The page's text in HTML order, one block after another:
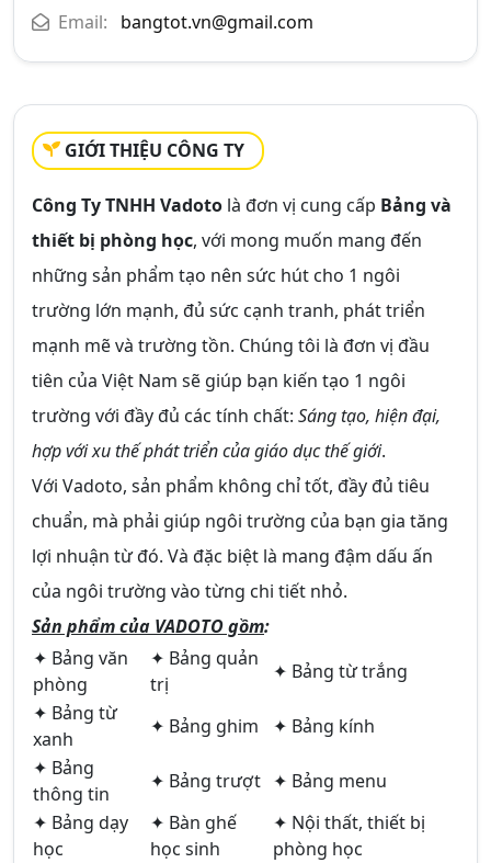
Email:
bangtot.vn@gmail.com
GIỚI THIỆU CÔNG TY
Công Ty TNHH Vadoto là đơn vị cung cấp Bảng và
thiết bị phòng học, với mong muốn mang đến
những sản phẩm tạo nên sức hút cho 1 ngôi
trường lớn mạnh, đủ sức cạnh tranh, phát triển
mạnh mẽ và trường tồn. Chúng tôi là đơn vị đầu
tiên của Việt Nam sẽ giúp bạn kiến tạo 1 ngôi
trường với đầy đủ các tính chất: Sáng tạo, hiện đại,
hợp với xu thế phát triển của giáo dục thế giới.
Với Vadoto, sản phẩm không chỉ tốt, đầy đủ tiêu
chuẩn, mà phải giúp ngôi trường của bạn gia tăng
lợi nhuận từ đó. Và đặc biệt là mang đậm dấu ấn
của ngôi trường vào từng chi tiết nhỏ.
Sản phẩm của VADOTO gồm:
✦ Bảng văn
phòng
✦ Bảng quản
trị
✦ Bảng từ trắng
✦ Bảng từ
xanh
✦ Bảng ghim
✦ Bảng kính
✦ Bảng
thông tin
✦ Bảng trượt ✦ Bảng menu
✦ Bảng dạy
học
✦ Bàn ghế
học sinh
✦ Nội thất, thiết bị
phòng học